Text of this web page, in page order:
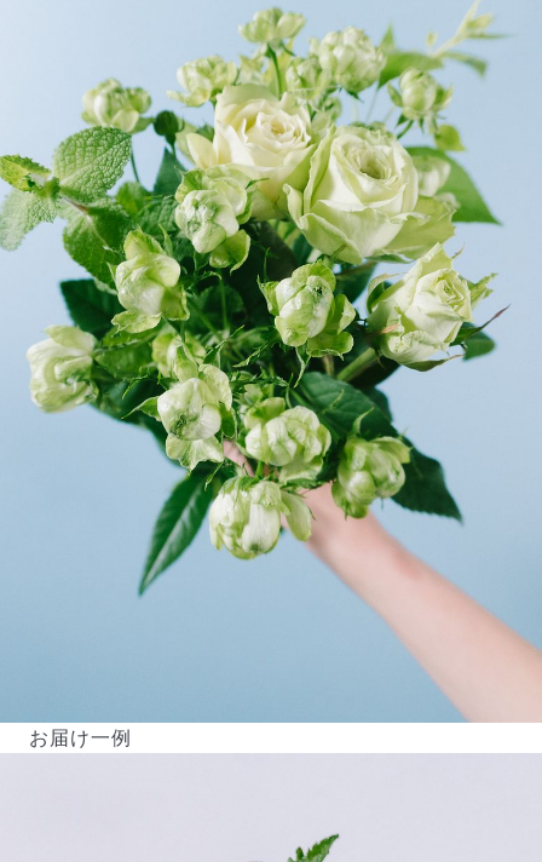
よくある質問
Q. 毎月自動でお花が届くサービスですか？
いいえ、毎月自動でお届けするサービスではありません。好
きな時に好きな花をご注文いただけます。
Q. 配送できないエリアはありますか？
ただいま沖縄・離島エリアへの配送には対応しておりませ
ん。ご了承ください。
Q. 配送日時は指定できますか？
お花をベストなタイミングで発送しているため、お届け日の
指定はできません。受け取り時間帯は、発送後にクロネコヤ
マトのアプリから変更可能です。
Q. 注文後にキャンセルできますか？
ご注文後一定時間内であればキャンセル可能です。
お届け一例